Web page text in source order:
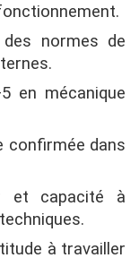
normes de
en mécanique
confirmée dans
et capacité à
à travailler